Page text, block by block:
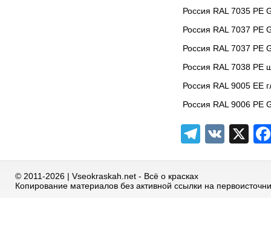
Россия RAL 7035 PE
Россия RAL 7037 РЕ
Россия RAL 7037 РЕ
Россия RAL 7038 PE
Россия RAL 9005 EE
Россия RAL 9006 РЕ
VK X
© 2011-2026 | Vseokraskah.net - Всё о красках
Копирование материалов без активной ссылки на